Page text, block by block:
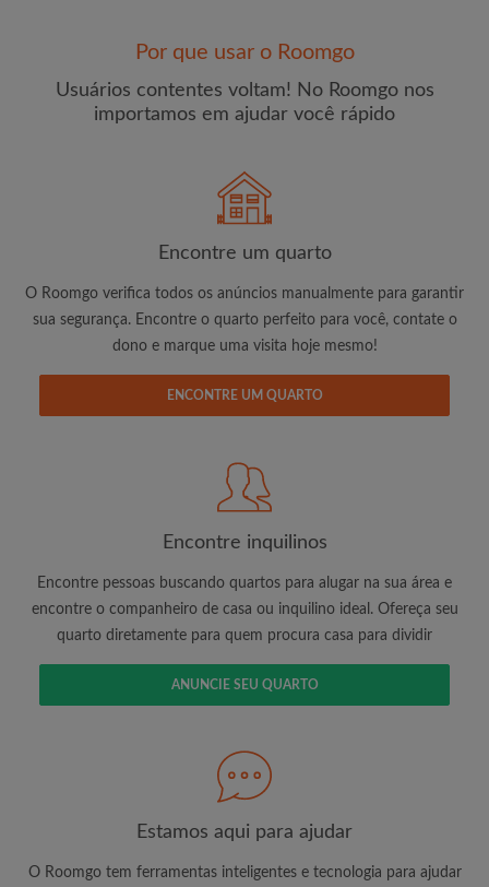
Li, entendi e concordo com os Termos e Condições de
uso e com a Política de Privadicade
É 100% grátis!
Crie uma conta e comece a procurar
Envie mensagens ilimitadas para todos os
Solicite ilimitadas visitas aos quartos
Compartilhe seu perfil para aumentar suas
changes de encontrar um quarto
Por que usar o Roomgo
Usuários contentes voltam! No Roomgo nos
importamos em ajudar você rápido
Encontre um quarto
O Roomgo verifica todos os anúncios manualmente para garantir
sua segurança. Encontre o quarto perfeito para você, contate o
dono e marque uma visita hoje mesmo!
ENCONTRE UM QUARTO
Encontre inquilinos
Encontre pessoas buscando quartos para alugar na sua área e
encontre o companheiro de casa ou inquilino ideal. Ofereça seu
quarto diretamente para quem procura casa para dividir
ANUNCIE SEU QUARTO
Estamos aqui para ajudar
O Roomgo tem ferramentas inteligentes e tecnologia para ajudar